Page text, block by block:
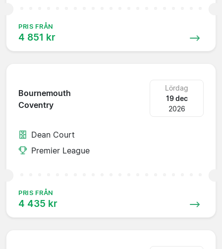
PRIS FRÅN
4 851 kr
Bournemouth
Coventry
Lördag
19 dec
2026
Dean Court
Premier League
PRIS FRÅN
4 435 kr